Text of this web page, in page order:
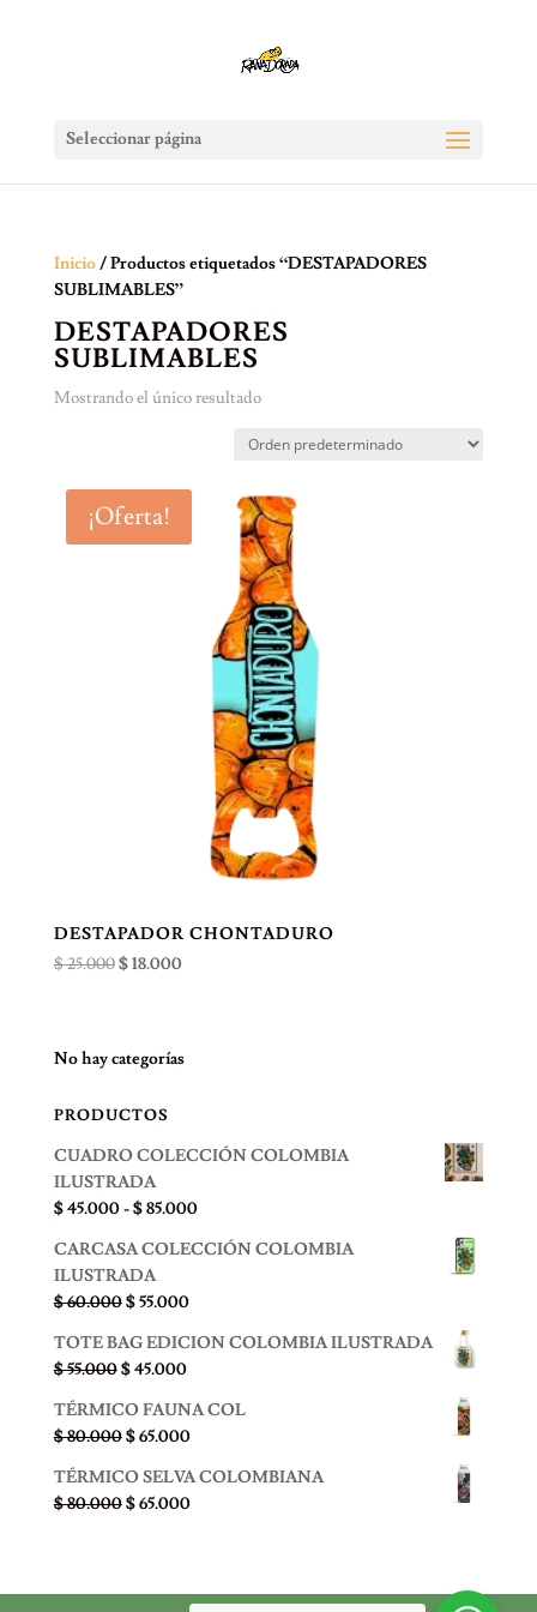
Seleccionar página
Inicio/ Productos etiquetados “DESTAPADORES
SUBLIMABLES”
DESTAPADORES
SUBLIMABLES
Mostrando el único resultado
¡Oferta!
DESTAPADOR CHONTADURO
$25.000El
$ 25.000.
$18.000El
No hay categorías
PRODUCTOS
CUADRO COLECCIÓN COLOMBIA
ILUSTRADA
$45.000-$85.000Rango
precios:
hasta
CARCASA COLECCIÓN COLOMBIA
ILUSTRADA
$60.000El
original
era:
$ 60.000.
$55.000El
actual
$ 55.000.
TOTE BAG EDICION COLOMBIA ILUSTRADA
$55.000El
original
era:
$ 55.000.
$45.000El
actual
es:
$ 45.000.
TÉRMICO FAUNA COL
$80.000El
original
era:
$65.000El
actual
es:
TÉRMICO SELVA COLOMBIANA
$80.000El
$65.000El